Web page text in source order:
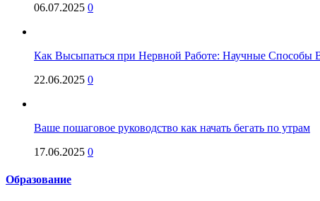
06.07.2025 0
Как Высыпаться при Нервной Работе: Научные Способы
22.06.2025 0
Ваше пошаговое руководство как начать бегать по утрам
17.06.2025 0
Образование